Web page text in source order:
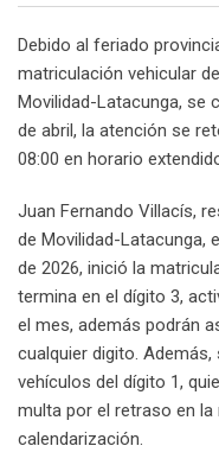
Debido al feriado
matriculación vehicular
Movilidad-Latacunga, se
de abril, la atención se
08:00 en horario
Juan Fernando Villacís,
de Movilidad-Latacunga,
de 2026, inició la
termina en el dígito 3,
el mes, además podrán
cualquier digito.
vehículos del dígito 1,
multa por el retraso en
calendarización.